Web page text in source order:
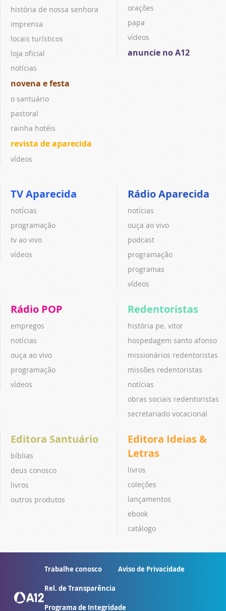
história de nossa senhora
imprensa
locais turísticos
loja oficial
notícias
novena e festa
o santuário
pastoral
rainha hotéis
revista de aparecida
vídeos
orações
papa
vídeos
anuncie no A12
TV Aparecida
notícias
programação
tv ao vivo
vídeos
Rádio Aparecida
notícias
ouça ao vivo
podcast
programação
programas
vídeos
Rádio POP
empregos
notícias
ouça ao vivo
programação
vídeos
Redentoristas
história pe. vitor
hospedagem santo afonso
missionários redentoristas
missões redentoristas
notícias
obras sociais redentoristas
secretariado vocacional
Editora Santuário
bíblias
deus conosco
livros
outros produtos
Editora Ideias &
Letras
livros
coleções
lançamentos
ebook
catálogo
Trabalhe conosco Aviso de Privacidade
Rel. de Transparência
Programa de Integridade